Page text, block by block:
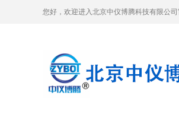
您好，欢迎进入北京中仪博腾科技有限公司